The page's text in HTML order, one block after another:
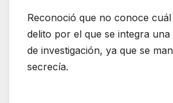
Reconoció que no conoce
delito por el que se integra
de investigación, ya que se
secrecía.